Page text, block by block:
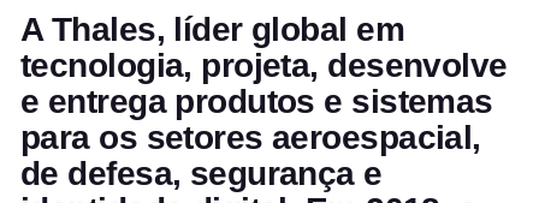
A Thales, líder global em
tecnologia, projeta, desenvolve
e entrega produtos e sistemas
para os setores aeroespacial,
de defesa, segurança e